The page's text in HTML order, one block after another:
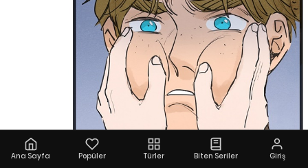
Ana Sayfa Popüler Türler Biten Seriler Giriş